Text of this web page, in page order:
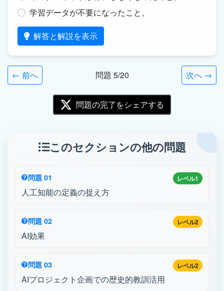
学習データが不要になったこと。
解答と解説を表示
← 前へ 問題 5/20 次へ →
問題の完了をシェアする
このセクションの他の問題
レベル1
問題 01
人工知能の定義の捉え方
レベル2
問題 02
AI効果
レベル2
問題 03
AIプロジェクト企画での歴史的教訓活用